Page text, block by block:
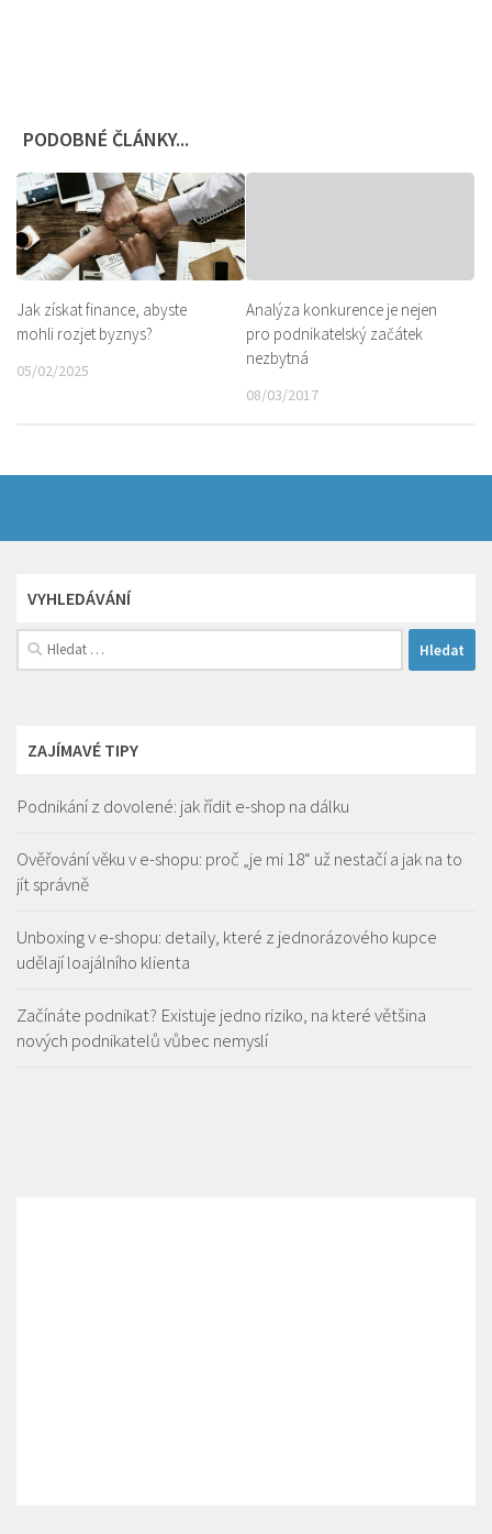
PODOBNÉ ČLÁNKY...
Jak získat finance, abyste
mohli rozjet byznys?
05/02/2025
Analýza konkurence je nejen
pro podnikatelský začátek
nezbytná
08/03/2017
VYHLEDÁVÁNÍ
Vyhledávání
ZAJÍMAVÉ TIPY
Podnikání z dovolené: jak řídit e-shop na dálku
Ověřování věku v e-shopu: proč „je mi 18“ už nestačí a jak na to
jít správně
Unboxing v e-shopu: detaily, které z jednorázového kupce
udělají loajálního klienta
Začínáte podnikat? Existuje jedno riziko, na které většina
nových podnikatelů vůbec nemyslí